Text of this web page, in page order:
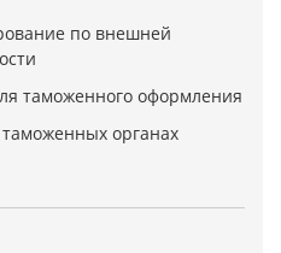
по внешней
таможенного оформления
органах